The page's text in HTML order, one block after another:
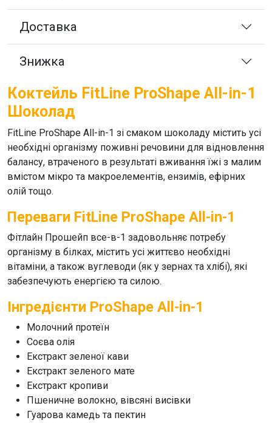
Доставка
Знижка
Коктейль FitLine ProShape All-in-1
Шоколад
FitLine ProShape All-in-1 зі смаком шоколаду містить усі
необхідні організму поживні речовини для відновлення
балансу, втраченого в результаті вживання їжі з малим
вмістом мікро та макроелементів, ензимів, ефірних
олій тощо.
Переваги FitLine ProShape All-in-1
Фітлайн Прошейп все-в-1 задовольняє потребу
організму в білках, містить усі життєво необхідні
вітаміни, а також вуглеводи (як у зернах та хлібі), які
забезпечують енергією та силою.
Інгредієнти ProShape All-in-1
Молочний протеїн
Соєва олія
Екстракт зеленої кави
Екстракт зеленого мате
Екстракт кропиви
Пшеничне волокно, вівсяні висівки
Гуарова камедь та пектин